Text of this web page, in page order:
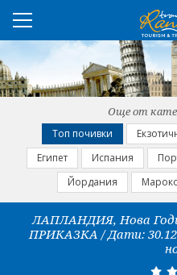
ПРЕПОРЪЧАНО
ЕКСКУРЗИИ
ПОЧИВКИ
За нас
Контакти
Още от
Топ почивки
Египет
Испания
Йордания
ЛАПЛАНДИЯ, Нова
ПРИКАЗКА / Дати: